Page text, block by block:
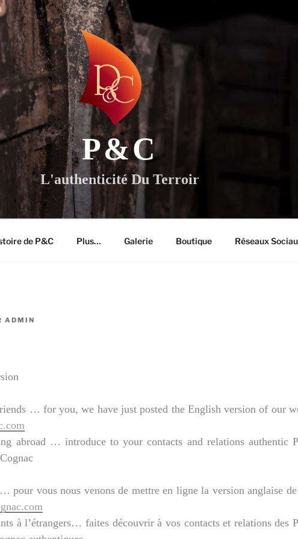
P&C
L'authenticité Du Terroir
de P&C Plus… Galerie Boutique Réseaux
ADMIN
… for you, we have just posted the English version of our
abroad … introduce to your contacts and relations authentic
pour vous nous venons de mettre en ligne la version anglaise
à l’étrangers… faites découvrir à vos contacts et relations des